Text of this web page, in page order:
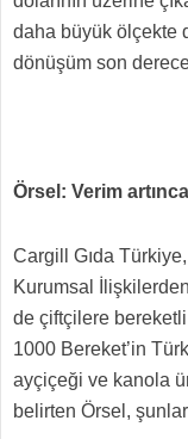
daha büyük ölçekte
dönüşüm son
Örsel: Verim
Cargill Gıda
Kurumsal
de çiftçilere
1000 Bereket’in
ayçiçeği ve kanola
belirten Örsel,